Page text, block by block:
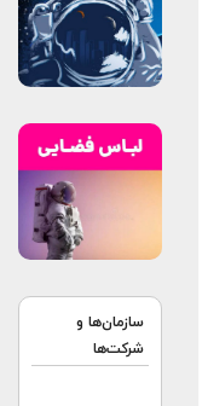
سازمان‌ها و
شرکت‌ها